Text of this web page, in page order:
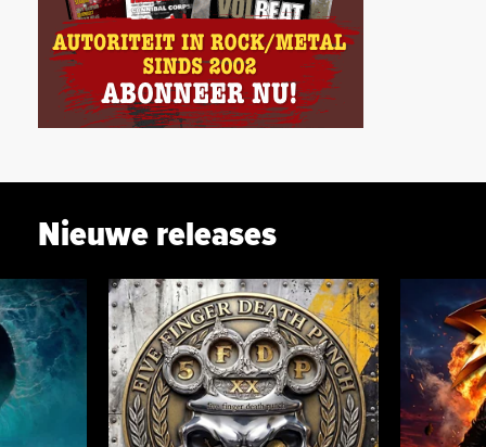
Nieuwe releases